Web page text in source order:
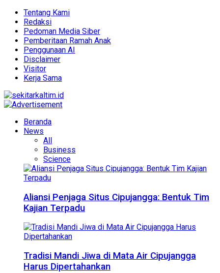
Tentang Kami
Redaksi
Pedoman Media Siber
Pemberitaan Ramah Anak
Penggunaan AI
Disclaimer
Visitor
Kerja Sama
Beranda
News
All
Business
Science
Aliansi Penjaga Situs Cipujangga: Bentuk Tim
Kajian Terpadu
Tradisi Mandi Jiwa di Mata Air Cipujangga
Harus Dipertahankan